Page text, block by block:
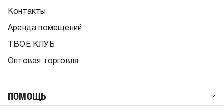
Контакты
Аренда помещений
ТВОЕ КЛУБ
Оптовая торговля
ПОМОЩЬ